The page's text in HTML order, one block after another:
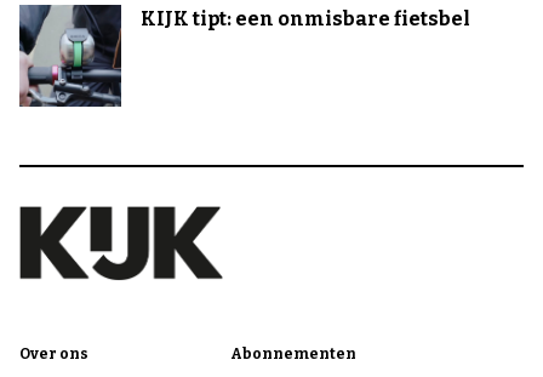
KIJK tipt: een onmisbare fietsbel
Over ons Abonnementen